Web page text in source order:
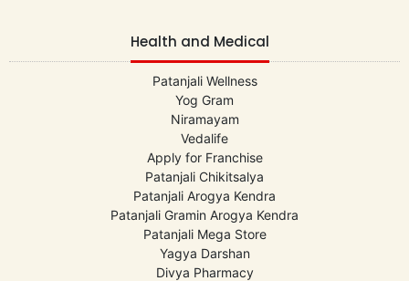
Health and Medical
Patanjali Wellness
Yog Gram
Niramayam
Vedalife
Apply for Franchise
Patanjali Chikitsalya
Patanjali Arogya Kendra
Patanjali Gramin Arogya Kendra
Patanjali Mega Store
Yagya Darshan
Divya Pharmacy